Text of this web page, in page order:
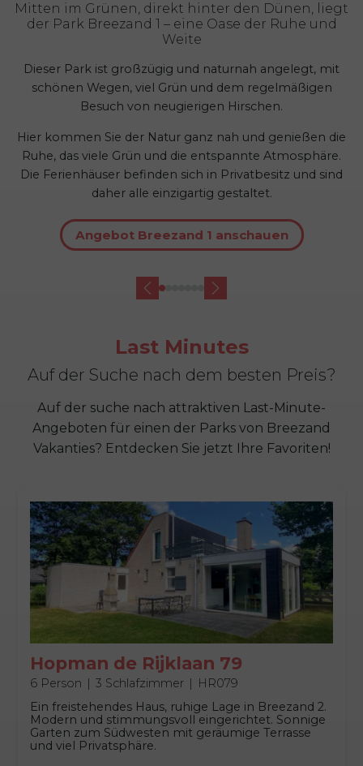
Mitten im Grünen, direkt hinter den Dünen, liegt
der Park Breezand 1 – eine Oase der Ruhe und
Weite
Dieser Park ist großzügig und naturnah angelegt, mit
schönen Wegen, viel Grün und dem regelmäßigen
Besuch von neugierigen Hirschen.
Hier kommen Sie der Natur ganz nah und genießen die
Ruhe, das viele Grün und die entspannte Atmosphäre.
Die Ferienhäuser befinden sich in Privatbesitz und sind
daher alle einzigartig gestaltet.
Angebot Breezand 1 anschauen
Last Minutes
Auf der Suche nach dem besten Preis?
Auf der suche nach attraktiven Last-Minute-
Angeboten für einen der Parks von Breezand
Vakanties? Entdecken Sie jetzt Ihre Favoriten!
Hopman de Rijklaan 79
6 Person 3 Schlafzimmer
HR079
Ein freistehendes Haus, ruhige Lage in Breezand 2.
Modern und stimmungsvoll eingerichtet. Sonnige
Garten zum Südwesten mit geräumige Terrasse
und viel Privatsphäre.